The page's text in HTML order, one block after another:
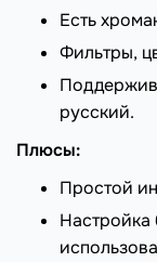
Есть
Фильтры,
русский.
Плюсы:
Простой
Настройка